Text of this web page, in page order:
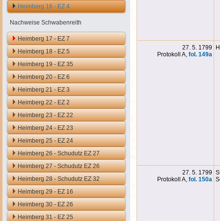
Heimberg 16 - EZ 4
Nachweise Schwabenreith
Heimberg 17 - EZ 7
Heimberg 18 - EZ 5
Heimberg 19 - EZ 35
Heimberg 20 - EZ 6
Heimberg 21 - EZ 3
Heimberg 22 - EZ 2
Heimberg 23 - EZ 22
Heimberg 24 - EZ 23
Heimberg 25 - EZ 24
Heimberg 26 - Schudutz EZ 27
Heimberg 27 - Schudutz EZ 26
Heimberg 28 - Schudutz EZ 32
Heimberg 29 - EZ 16
Heimberg 30 - EZ 26
Heimberg 31 - EZ 25
27. 5. 1799
Protokoll A, fol. 149a
27. 5. 1799
Protokoll A, fol. 150a